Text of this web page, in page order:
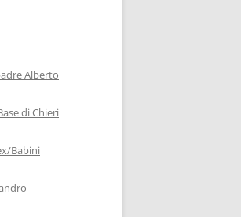
Alberto
di Chieri
Babini